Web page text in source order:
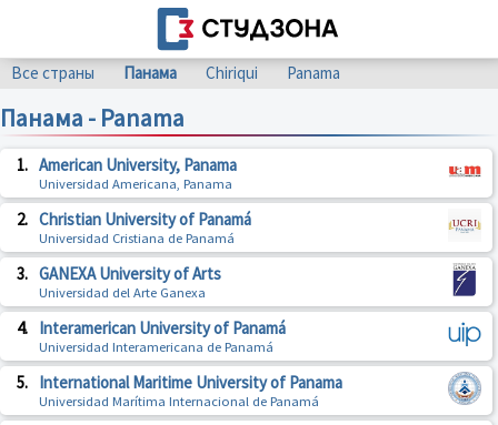
Все страны Панама Chiriqui Panama
Панама - Panama
1. American University, Panama
Universidad Americana, Panama
2. Christian University of Panamá
Universidad Cristiana de Panamá
3. GANEXA University of Arts
Universidad del Arte Ganexa
4. Interamerican University of Panamá
Universidad Interamericana de Panamá
5. International Maritime University of Panama
Universidad Marítima Internacional de Panamá